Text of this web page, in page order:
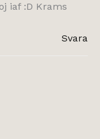
iaf :D Krams
Svara